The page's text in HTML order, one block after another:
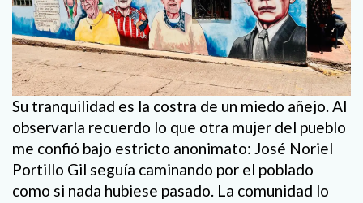
Su tranquilidad es la costra de un miedo añejo. Al
observarla recuerdo lo que otra mujer del pueblo
me confió bajo estricto anonimato: José Noriel
Portillo Gil seguía caminando por el poblado
como si nada hubiese pasado. La comunidad lo